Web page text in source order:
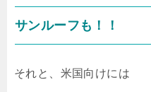
サンルーフも！！
それと、米国向けには